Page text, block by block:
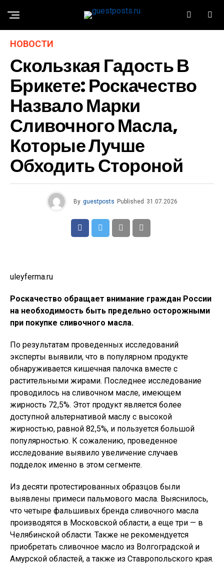
НОВОСТИ
Скользкая Гадость В
Брикете: Роскачество
Назвало Марки
Сливочного Масла,
Которые Лучше
Обходить Стороной
By guestposts Published 31.07.2026
uleyferma.ru
Роскачество обращает внимание граждан России
на необходимость быть предельно осторожными
при покупке сливочного масла.
По результатам проведенных исследований
эксперты выявили, что в популярном продукте
обнаруживается кишечная палочка вместе с
растительными жирами. Последнее исследование
проводилось на сливочном масле, имеющем
жирность 72,5%. Этот продукт является более
доступной альтернативой маслу с высокой
жирностью, равной 82,5%, и пользуется большой
популярностью. К сожалению, проведенное
исследование выявило увеличение случаев
подделок именно в этом сегменте.
Из десяти протестированных образцов были
выявлены примеси пальмового масла. Выяснилось,
что четыре фальшивых бренда сливочного масла
производятся в Московской области, а еще три — в
Челябинской области. Также не рекомендуется
приобретать сливочное масло из Волгоградской и
Амурской областей, а также из Ставропольского края.